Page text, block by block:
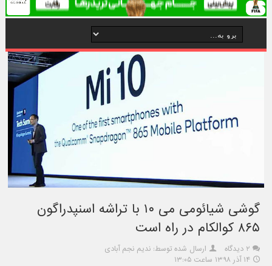
گوشی شیائومی می ۱۰ با تراشه اسنپدراگون
۸۶۵ کوالکام در راه است
۲ دیدگاه
ارسال شده توسط: ندیم نجم آبادی
۱۴ آذر ۱۳۹۸ ساعت ۱۳:۰۵